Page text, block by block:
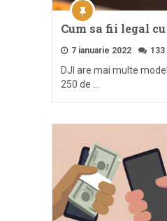
Cum sa fii legal
7 ianuarie 2022 133
DJI are mai multe
250 de …